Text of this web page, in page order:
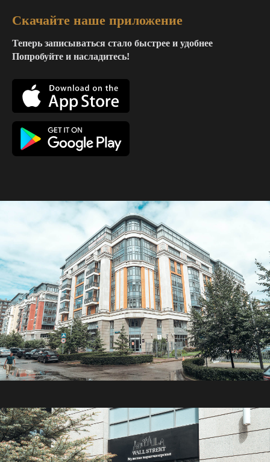
Скачайте наше приложение
Теперь записываться стало быстрее и удобнее
Попробуйте и насладитесь!